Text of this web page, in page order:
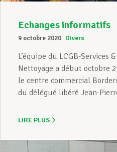
Echanges informatifs
9 octobre 2020 Divers
L’équipe du LCGB-Services
Nettoyage a début octobre
le centre commercial
du délégué libéré Jean-
LIRE PLUS